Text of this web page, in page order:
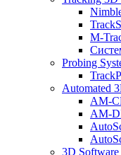
M-
Probing
Automated
AM-
AM-
3D Software